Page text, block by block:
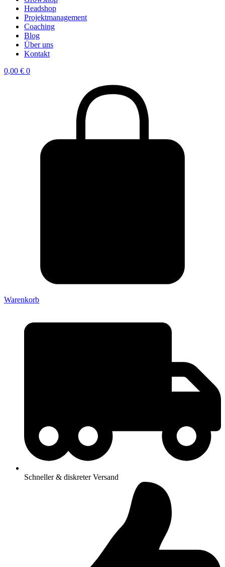
Headshop
Projektmanagement
Coaching
Blog
Über uns
Kontakt
0,00 € 0
Warenkorb
Schneller & diskreter Versand